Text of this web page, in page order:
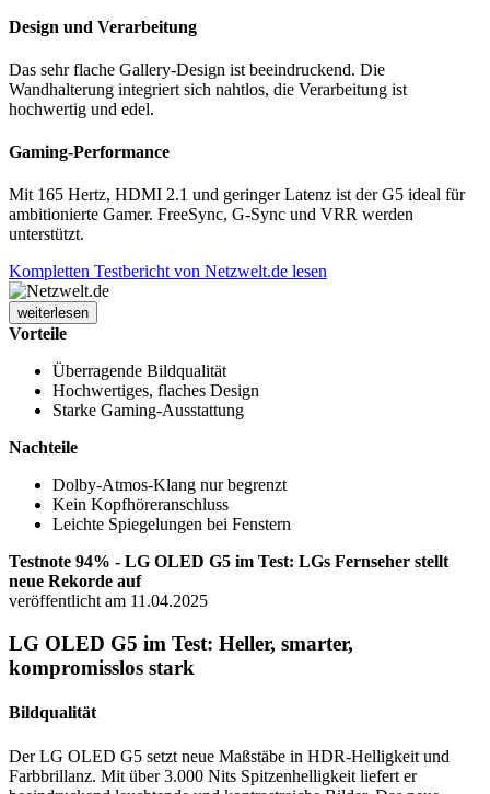
Design und Verarbeitung
Das sehr flache Gallery-Design ist beeindruckend. Die
Wandhalterung integriert sich nahtlos, die Verarbeitung ist
hochwertig und edel.
Gaming-Performance
Mit 165 Hertz, HDMI 2.1 und geringer Latenz ist der G5 ideal für
ambitionierte Gamer. FreeSync, G-Sync und VRR werden
unterstützt.
Kompletten Testbericht von Netzwelt.de lesen
weiterlesen
Vorteile
Überragende Bildqualität
Hochwertiges, flaches Design
Starke Gaming-Ausstattung
Nachteile
Dolby-Atmos-Klang nur begrenzt
Kein Kopfhöreranschluss
Leichte Spiegelungen bei Fenstern
Testnote 94% - LG OLED G5 im Test: LGs Fernseher stellt
neue Rekorde auf
veröffentlicht am 11.04.2025
LG OLED G5 im Test: Heller, smarter,
kompromisslos stark
Bildqualität
Der LG OLED G5 setzt neue Maßstäbe in HDR-Helligkeit und
Farbbrillanz. Mit über 3.000 Nits Spitzenhelligkeit liefert er